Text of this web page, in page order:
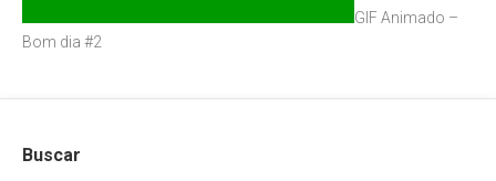
GIF Animado –
Bom dia #2
Buscar